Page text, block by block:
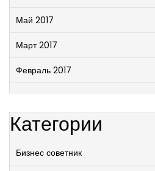
Май 2017
Март 2017
Февраль 2017
Категории
Бизнес советник